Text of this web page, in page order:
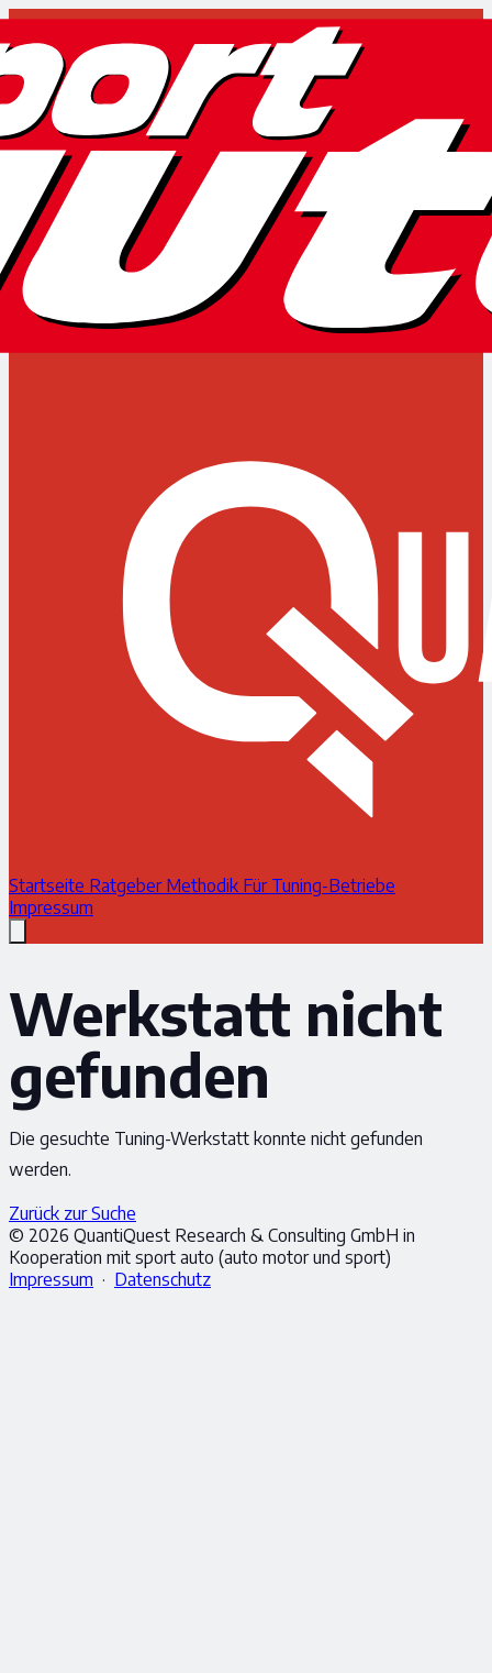
Startseite Ratgeber Methodik Für Tuning-Betriebe
Impressum
Werkstatt nicht
gefunden
Die gesuchte Tuning-Werkstatt konnte nicht gefunden
werden.
Zurück zur Suche
© 2026 QuantiQuest Research & Consulting GmbH in
Kooperation mit sport auto (auto motor und sport)
Impressum · Datenschutz